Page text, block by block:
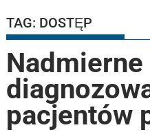
TAG: DOSTĘP
Nadmierne
pacjentów